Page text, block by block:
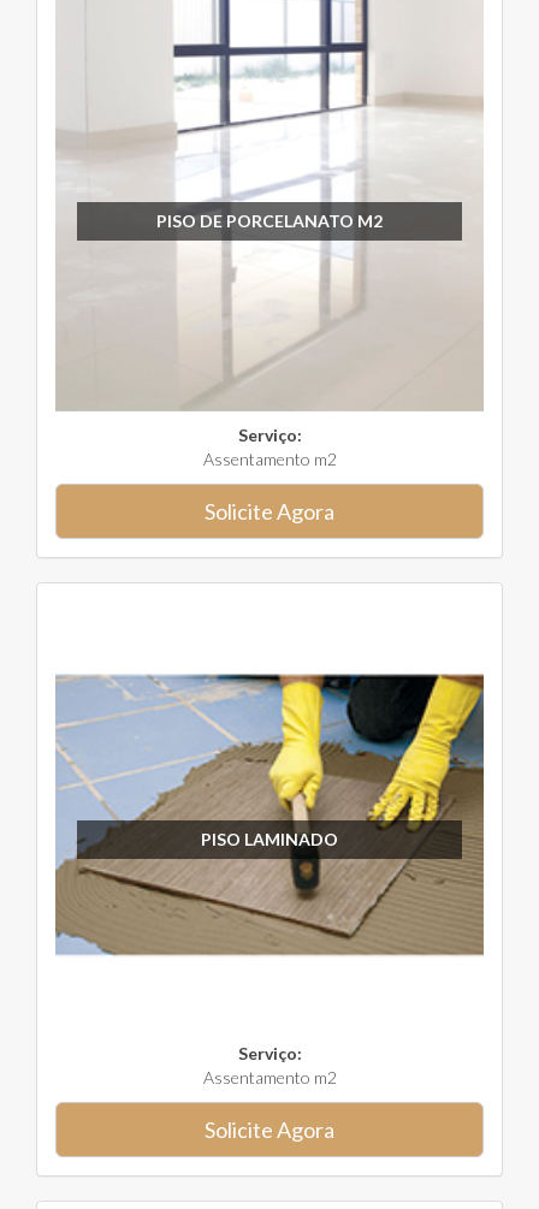
PISO DE PORCELANATO M2
Serviço:
Assentamento m2
Solicite Agora
PISO LAMINADO
Serviço:
Assentamento m2
Solicite Agora